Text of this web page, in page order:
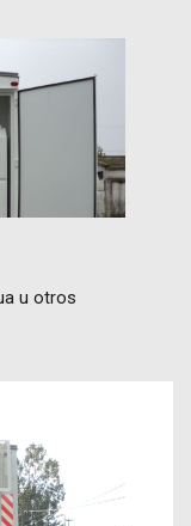
u otros